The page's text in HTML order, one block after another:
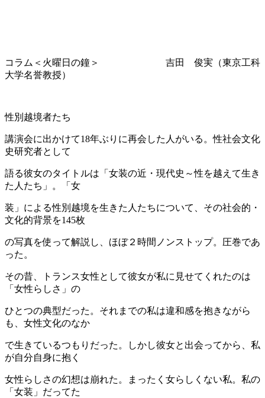
コラム＜火曜日の鐘＞ 吉田 俊実（東京工科
大学名誉教授）
性別越境者たち
講演会に出かけて18年ぶりに再会した人がいる。性社会文化
史研究者として
語る彼女のタイトルは「女装の近・現代史～性を越えて生き
た人たち」。「女
装」による性別越境を生きた人たちについて、その社会的・
文化的背景を145枚
の写真を使って解説し、ほぼ２時間ノンストップ。圧巻であ
った。
その昔、トランス女性として彼女が私に見せてくれたのは
「女性らしさ」の
ひとつの典型だった。それまでの私は違和感を抱きながら
も、女性文化のなか
で生きているつもりだった。しかし彼女と出会ってから、私
が自分自身に抱く
女性らしさの幻想は崩れた。まったく女らしくない私。私の
「女装」だってた